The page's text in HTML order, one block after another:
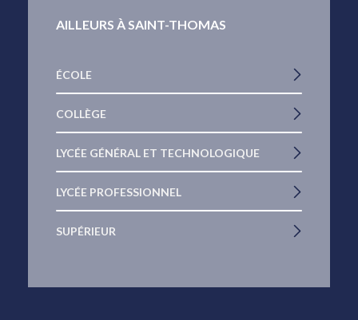
AILLEURS À SAINT-THOMAS
ÉCOLE
COLLÈGE
LYCÉE GÉNÉRAL ET TECHNOLOGIQUE
LYCÉE PROFESSIONNEL
SUPÉRIEUR